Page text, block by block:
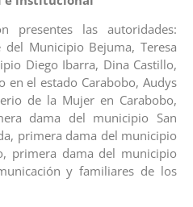
presentes las autoridades:
del Municipio Bejuma, Teresa
Diego Ibarra, Dina Castillo,
en el estado Carabobo, Audys
de la Mujer en Carabobo,
dama del municipio San
primera dama del municipio
primera dama del municipio
y familiares de los